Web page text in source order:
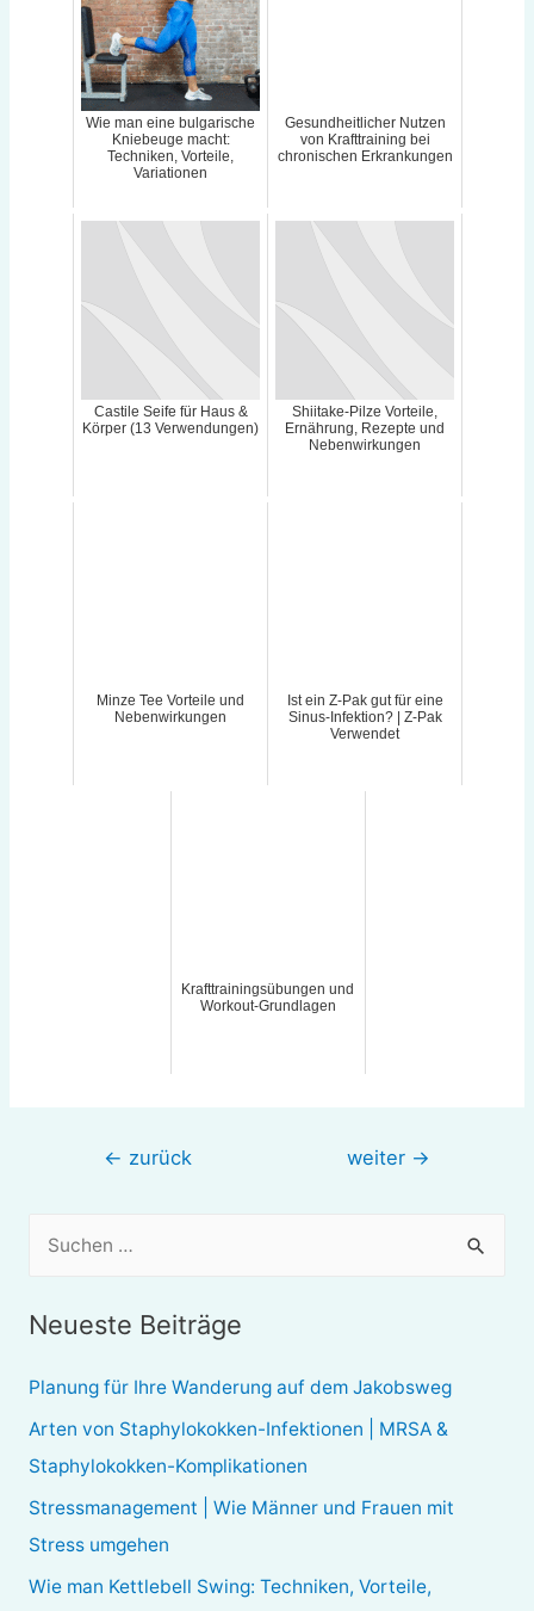
Wie man eine bulgarische
Kniebeuge macht:
Techniken, Vorteile,
Variationen
Gesundheitlicher Nutzen
von Krafttraining bei
chronischen Erkrankungen
Castile Seife für Haus &
Körper (13 Verwendungen)
Shiitake-Pilze Vorteile,
Ernährung, Rezepte und
Nebenwirkungen
Minze Tee Vorteile und
Nebenwirkungen
Ist ein Z-Pak gut für eine
Sinus-Infektion? | Z-Pak
Verwendet
Krafttrainingsübungen und
Workout-Grundlagen
Beitragsnavigation
← zurück weiter →
e
n
n
Neueste Beiträge
Planung für Ihre Wanderung auf dem Jakobsweg
Arten von Staphylokokken-Infektionen | MRSA &
Staphylokokken-Komplikationen
Stressmanagement | Wie Männer und Frauen mit
Stress umgehen
Wie man Kettlebell Swing: Techniken, Vorteile,